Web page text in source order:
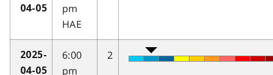
04-05
pm
HAE
2025-
04-05
6:00
pm
2